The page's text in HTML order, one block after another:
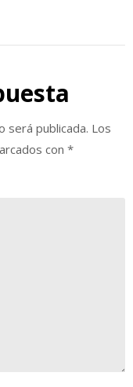
será publicada. Los
con *